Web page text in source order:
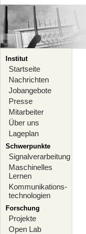
Institut
Startseite
Nachrichten
Jobangebote
Presse
Mitarbeiter
Über uns
Lageplan
Schwerpunkte
Signalverarbeitung
Maschinelles
Lernen
Kommunikations-
technologien
Forschung
Projekte
Open Lab